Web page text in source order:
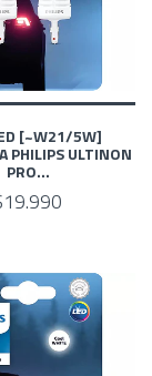
[~W21/5W]
PHILIPS ULTINON
PRO...